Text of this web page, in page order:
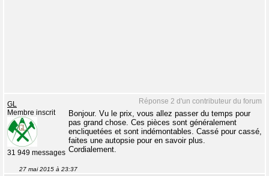
Réponse 2 d'un contributeur du forum
GL
Membre inscrit
31 949 messages
Bonjour. Vu le prix, vous allez passer du temps pour
pas grand chose. Ces pièces sont généralement
encliquetées et sont indémontables. Cassé pour cassé,
faites une autopsie pour en savoir plus.
Cordialement.
27 mai 2015 à 23:37